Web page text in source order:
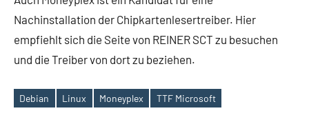
Nachinstallation der Chipkartenlesertreiber. Hier
empfiehlt sich die Seite von REINER SCT zu besuchen
und die Treiber von dort zu beziehen.
Schlagwörter
Debian Linux Moneyplex TTF Microsoft